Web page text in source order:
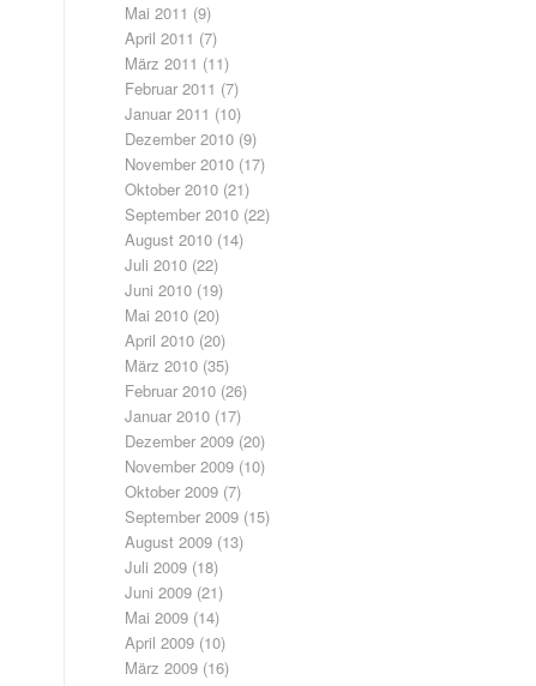
Mai 2011 (9)
April 2011 (7)
März 2011 (11)
Februar 2011 (7)
Januar 2011 (10)
Dezember 2010 (9)
November 2010 (17)
Oktober 2010 (21)
September 2010 (22)
August 2010 (14)
Juli 2010 (22)
Juni 2010 (19)
Mai 2010 (20)
April 2010 (20)
März 2010 (35)
Februar 2010 (26)
Januar 2010 (17)
Dezember 2009 (20)
November 2009 (10)
Oktober 2009 (7)
September 2009 (15)
August 2009 (13)
Juli 2009 (18)
Juni 2009 (21)
Mai 2009 (14)
April 2009 (10)
März 2009 (16)